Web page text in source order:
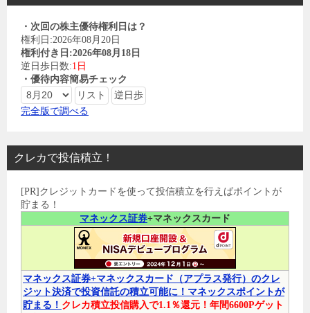
・次回の株主優待権利日は？
権利日:2026年08月20日
権利付き日:2026年08月18日
逆日歩日数:1日
・優待内容簡易チェック
完全版で調べる
クレカで投信積立！
[PR]クレジットカードを使って投信積立を行えばポイントが
貯まる！
マネックス証券+マネックスカード
マネックス証券+マネックスカード（アプラス発行）のクレ
ジット決済で投資信託の積立可能に！マネックスポイントが
貯まる！ クレカ積立投信購入で1.1％還元！年間6600Pゲット